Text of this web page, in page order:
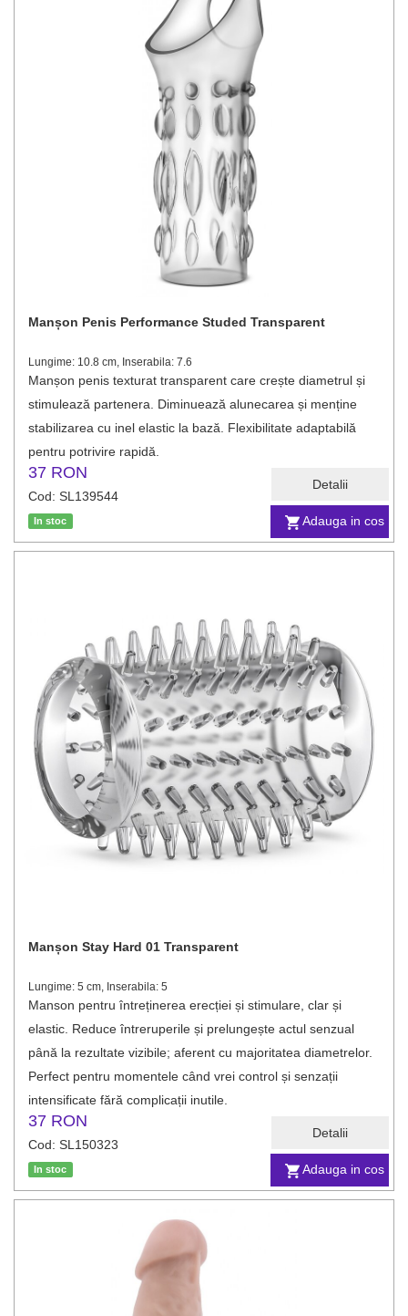
Adauga in cos
Detalii
Manșon Penis Performance Studed Transparent
Lungime: 10.8 cm, Inserabila: 7.6
Manșon penis texturat transparent care crește diametrul și
stimulează partenera. Diminuează alunecarea și menține
stabilizarea cu inel elastic la bază. Flexibilitate adaptabilă
pentru potrivire rapidă.
37 RON
Cod: SL139544
In stoc
Adauga in cos
Detalii
Manșon Stay Hard 01 Transparent
Lungime: 5 cm, Inserabila: 5
Manson pentru întreținerea erecției și stimulare, clar și
elastic. Reduce întreruperile și prelungește actul senzual
până la rezultate vizibile; aferent cu majoritatea diametrelor.
Perfect pentru momentele când vrei control și senzații
intensificate fără complicații inutile.
37 RON
Cod: SL150323
In stoc